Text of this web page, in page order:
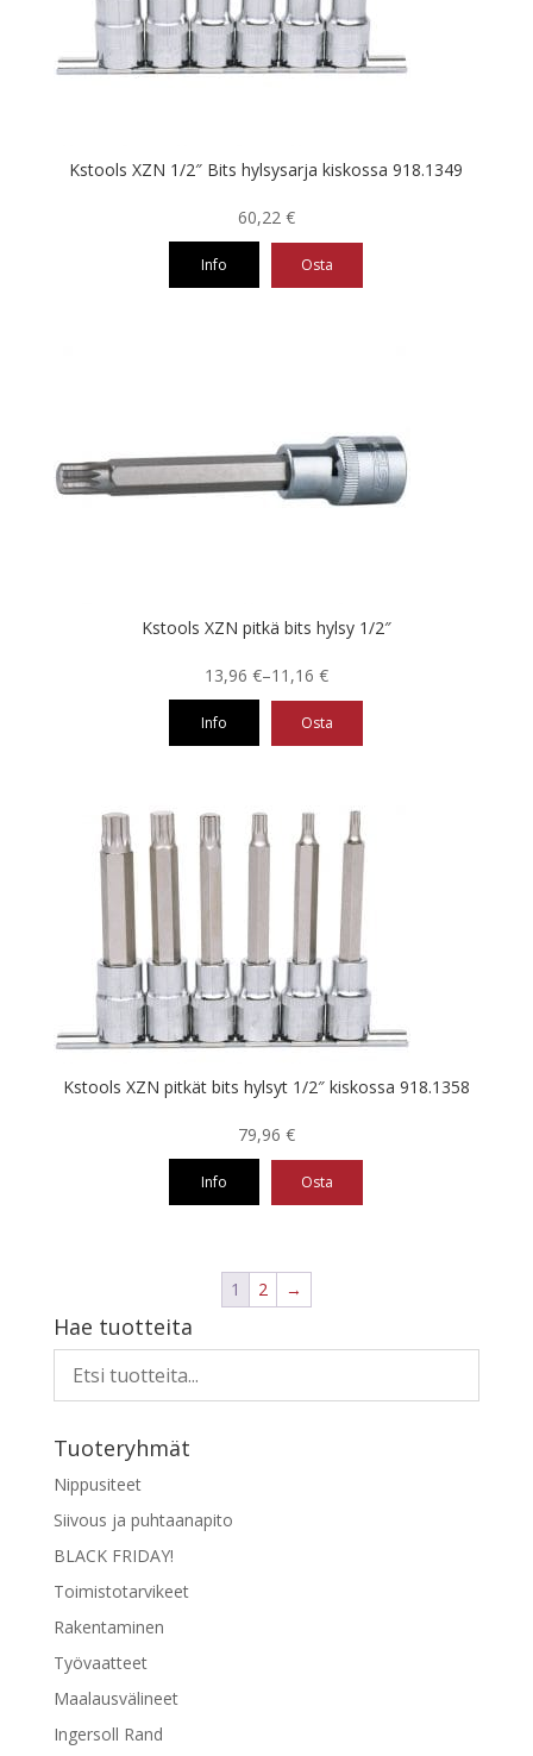
Kstools XZN 1/2″ Bits hylsysarja kiskossa 918.1349
60,22 €
Info Osta
Kstools XZN pitkä bits hylsy 1/2″
11,16 €
–
13,96 €Hintaluokka:
11,16 €
Info Osta
useampi
muunnelma.
sivulla.
Kstools XZN pitkät bits hylsyt 1/2″ kiskossa 918.1358
79,96 €
Info Osta
1 2 →
Hae tuotteita
Tuoteryhmät
Nippusiteet
Siivous ja puhtaanapito
BLACK FRIDAY!
Toimistotarvikeet
Rakentaminen
Työvaatteet
Maalausvälineet
Ingersoll Rand